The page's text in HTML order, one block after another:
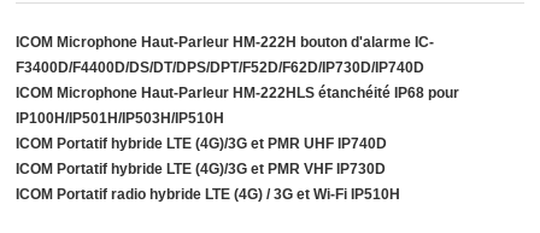
ICOM Microphone Haut-Parleur HM-222H bouton d'alarme IC-
F3400D/F4400D/DS/DT/DPS/DPT/F52D/F62D/IP730D/IP740D
ICOM Microphone Haut-Parleur HM-222HLS étanchéité IP68 pour
IP100H/IP501H/IP503H/IP510H
ICOM Portatif hybride LTE (4G)/3G et PMR UHF IP740D
ICOM Portatif hybride LTE (4G)/3G et PMR VHF IP730D
ICOM Portatif radio hybride LTE (4G) / 3G et Wi-Fi IP510H